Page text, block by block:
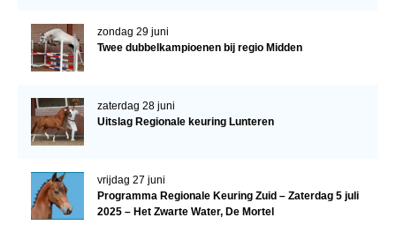
zondag 29 juni
Twee dubbelkampioenen bij regio Midden
zaterdag 28 juni
Uitslag Regionale keuring Lunteren
vrijdag 27 juni
Programma Regionale Keuring Zuid – Zaterdag 5 juli
2025 – Het Zwarte Water, De Mortel